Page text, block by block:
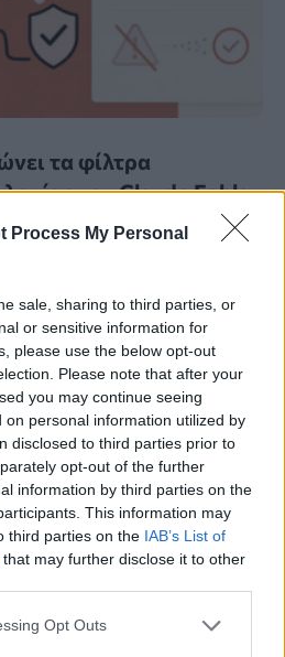
Process My Personal
sale, sharing to third parties, or
or sensitive information for
please use the below opt-out
Please note that after your
you may continue seeing
on personal information utilized by
disclosed to third parties prior to
opt-out of the further
information by third parties on the
This information may
third parties on the IAB’s List of
that may further disclose it to other
Opt Outs
τα φίλτρα
του Claude Fable
ψευδών θετικών
08/2026